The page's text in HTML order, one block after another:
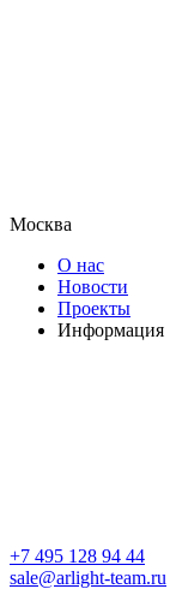
Москва
О нас
Новости
Проекты
Информация
+7 495 128 94 44
sale@arlight-team.ru